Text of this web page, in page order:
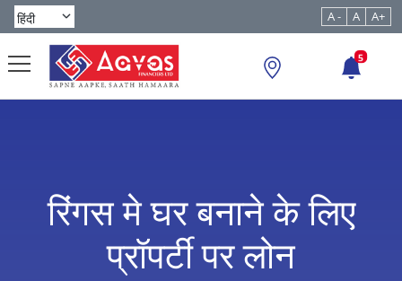
A - A A+
5
रिंगस मे घर बनाने के लिए
प्रॉपर्टी पर लोन